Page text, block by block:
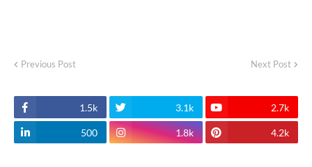
Previous Post Next Post
1.5k 3.1k 2.7k
500 1.8k 4.2k